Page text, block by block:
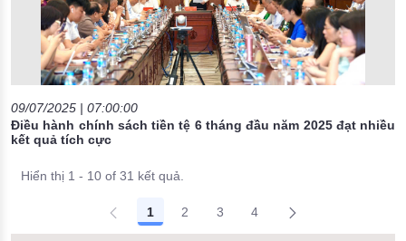
09/07/2025 | 07:00:00
Điều hành chính sách tiền tệ 6 tháng đầu năm 2025 đạt nhiều
kết quả tích cực
Hiển thị 1 - 10 of 31 kết quả.
1 2 3 4